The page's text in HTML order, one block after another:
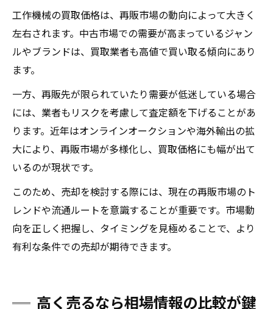
工作機械の買取価格は、再販市場の動向によって大きく
左右されます。中古市場での需要が高まっているジャン
ルやブランドは、買取業者も高値で買い取る傾向にあり
ます。
一方、再販先が限られていたり需要が低迷している場合
には、業者もリスクを考慮して査定額を下げることがあ
ります。近年はオンラインオークションや海外輸出の拡
大により、再販市場が多様化し、買取価格にも幅が出て
いるのが現状です。
このため、売却を検討する際には、現在の再販市場のト
レンドや流通ルートを意識することが重要です。市場動
向を正しく把握し、タイミングを見極めることで、より
有利な条件での売却が期待できます。
高く売るなら相場情報の比較が鍵